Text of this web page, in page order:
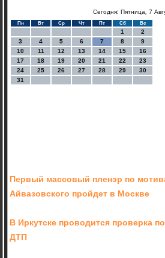
Сегодня: Пятница, 7
Пн Вт Ср Чт Пт Сб Вс
1
2
3
4 5 6 7 8
9
10
11 12 13 14 15
16
17
18 19 20 21 22
23
24
25 26 27 28 29
30
31
Первый массовый пленэр по
Айвазовского пройдет в Москве
В Иркутске проводится проверка
ДТП